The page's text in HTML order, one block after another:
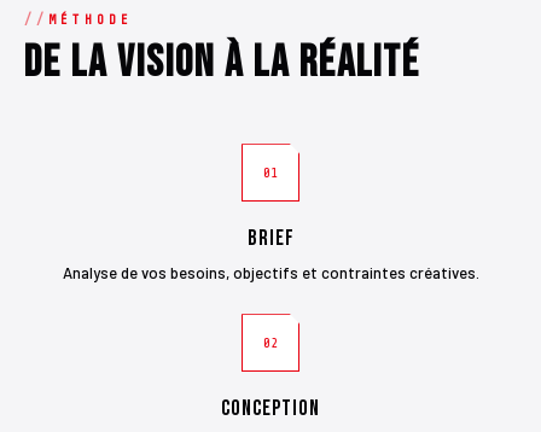
MÉTHODE
De la vision à la réalité
01
Brief
Analyse de vos besoins, objectifs et contraintes créatives.
02
Conception